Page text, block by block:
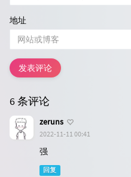
地址
发表评论
6 条评论
zeruns
2022-11-11 00:41
强
回复